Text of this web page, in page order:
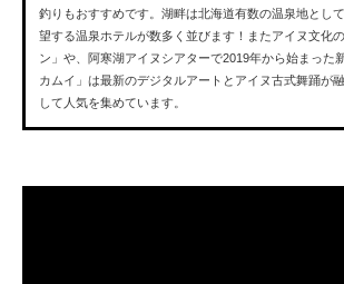
釣りもおすすめです。湖畔は北海道有数の温泉地とし
望する温泉ホテルが数多く並びます！またアイヌ文化
ン」や、阿寒湖アイヌシアターで2019年から始まった
カムイ」は最新のデジタルアートとアイヌ古式舞踊が
して人気を集めています。